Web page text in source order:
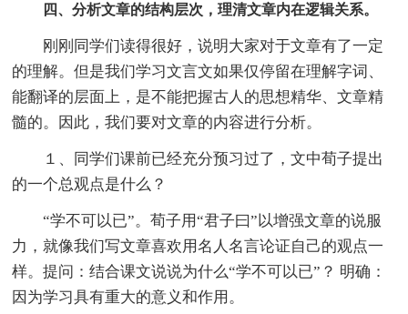
四、分析文章的结构层次，理清文章内在逻辑关系。
刚刚同学们读得很好，说明大家对于文章有了一定
的理解。但是我们学习文言文如果仅停留在理解字词、
能翻译的层面上，是不能把握古人的思想精华、文章精
髓的。因此，我们要对文章的内容进行分析。
１、同学们课前已经充分预习过了，文中荀子提出
的一个总观点是什么？
“学不可以已”。荀子用“君子曰”以增强文章的说服
力，就像我们写文章喜欢用名人名言论证自己的观点一
样。提问：结合课文说说为什么“学不可以已”？ 明确：
因为学习具有重大的意义和作用。